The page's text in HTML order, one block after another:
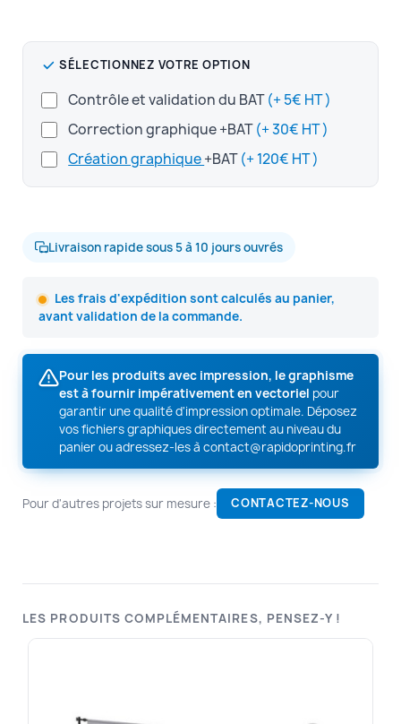
SÉLECTIONNEZ VOTRE OPTION
Contrôle et validation du BAT
(+ 5€ HT )
Correction graphique +BAT
(+ 30€ HT )
Création graphique+BAT (+ 120€ HT )
Livraison rapide sous 5 à 10 jours ouvrés
Les frais d'expédition sont calculés au panier,
avant validation de la commande.
Pour les produits avec impression, le graphisme
est à fournir impérativement en vectoriel pour
garantir une qualité d'impression optimale. Déposez
vos fichiers graphiques directement au niveau du
panier ou adressez-les àcontact@rapidoprinting.fr
Pour d'autres projets sur mesure : CONTACTEZ-NOUS
LES PRODUITS COMPLÉMENTAIRES, PENSEZ-Y !